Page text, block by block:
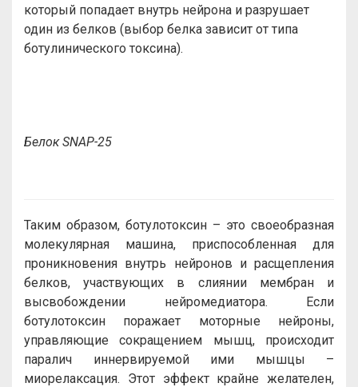
который попадает внутрь нейрона и разрушает
один из белков (выбор белка зависит от типа
ботулинического токсина).
Белок SNAP-25
Таким образом, ботулотоксин – это своеобразная
молекулярная машина, приспособленная для
проникновения внутрь нейронов и расщепления
белков, участвующих в слиянии мембран и
высвобождении нейромедиатора. Если
ботулотоксин поражает моторные нейроны,
управляющие сокращением мышц, происходит
паралич иннервируемой ими мышцы –
миорелаксация. Этот эффект крайне желателен,